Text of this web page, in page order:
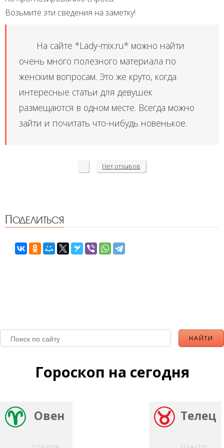
Возьмите эти сведения на заметку!
На сайте *Lady-mix.ru* можно найти
очень много полезного материала по
женским вопросам. Это же круто, когда
интересные статьи для девушек
размещаются в одном месте. Всегда можно
зайти и почитать что-нибудь новенькое.
Нет отзывов
Поделиться
Гороскоп на сегодня
Овен Телец